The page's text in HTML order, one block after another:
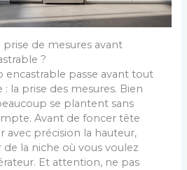
de mesures avant
?
encastrable passe avant tout
la prise des mesures. Bien
se plantent sans
Avant de foncer tête
avec précision la hauteur,
la niche où vous voulez
Et attention, ne pas